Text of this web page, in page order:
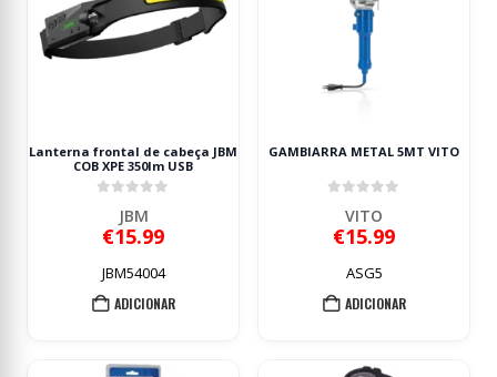
Lanterna frontal de cabeça JBM
COB XPE 350lm USB
JBM
€15.99
JBM54004
ADICIONAR
GAMBIARRA METAL 5MT VITO
VITO
€15.99
ASG5
ADICIONAR